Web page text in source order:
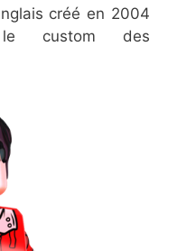
créé en 2004
custom des